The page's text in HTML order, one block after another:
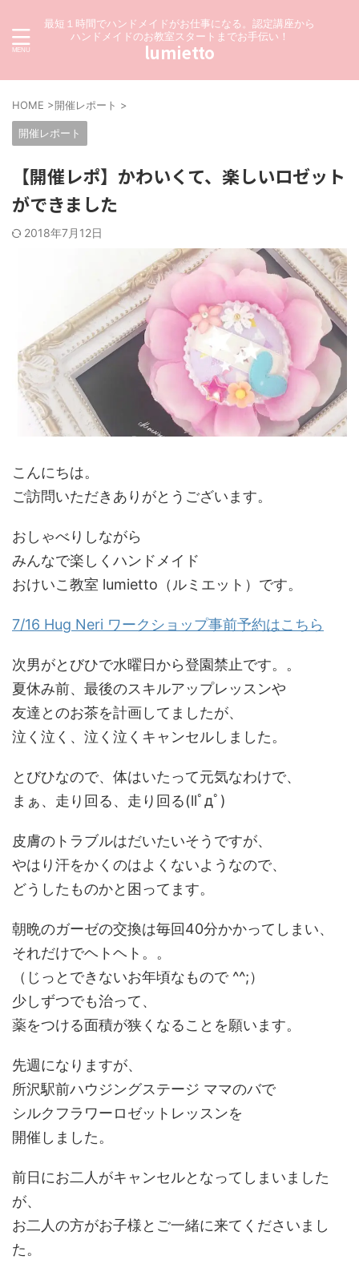
最短１時間でハンドメイドがお仕事になる。認定講座から
ハンドメイドのお教室スタートまでお手伝い！
lumietto
HOME >開催レポート >
開催レポート
【開催レポ】かわいくて、楽しいロゼット
ができました
2018年7月12日
こんにちは。
ご訪問いただきありがとうございます。
おしゃべりしながら
みんなで楽しくハンドメイド
おけいこ教室 lumietto（ルミエット）です。
7/16 Hug Neri ワークショップ事前予約はこちら
次男がとびひで水曜日から登園禁止です。。
夏休み前、最後のスキルアップレッスンや
友達とのお茶を計画してましたが、
泣く泣く、泣く泣くキャンセルしました。
とびひなので、体はいたって元気なわけで、
まぁ、走り回る、走り回る(llﾟдﾟ)
皮膚のトラブルはだいたいそうですが、
やはり汗をかくのはよくないようなので、
どうしたものかと困ってます。
朝晩のガーゼの交換は毎回40分かかってしまい、
それだけでヘトヘト。。
（じっとできないお年頃なもので ^^;）
少しずつでも治って、
薬をつける面積が狭くなることを願います。
先週になりますが、
所沢駅前ハウジングステージ ママのバで
シルクフラワーロゼットレッスンを
開催しました。
前日にお二人がキャンセルとなってしまいました
が、
お二人の方がお子様とご一緒に来てくださいまし
た。